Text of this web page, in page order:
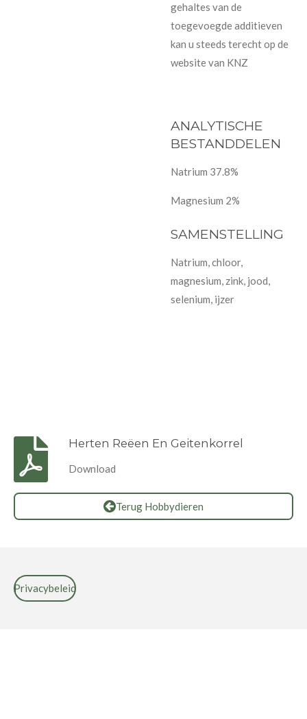
gehaltes van de
toegevoegde additieven
kan u steeds terecht op de
website van KNZ
ANALYTISCHE
BESTANDDELEN
Natrium 37.8%
Magnesium 2%
SAMENSTELLING
Natrium, chloor,
magnesium, zink, jood,
selenium, ijzer
Herten Reëen En Geitenkorrel
Download
Terug Hobbydieren
Privacybeleid